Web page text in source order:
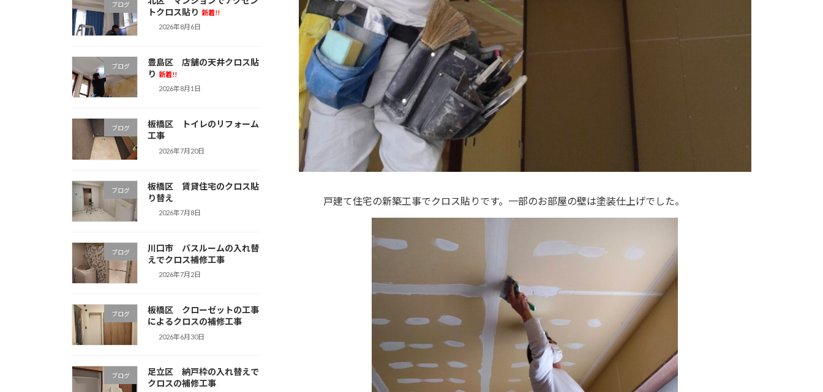
戸建て住宅の新築工事でクロス貼りです。一部のお部屋の壁は塗装仕上げでした。
ブログ
トクロス貼り 新着!!
2026年8月6日
ブログ
豊島区 店舗の天井クロス貼
り 新着!!
2026年8月1日
ブログ
板橋区 トイレのリフォーム
工事
2026年7月20日
ブログ
板橋区 賃貸住宅のクロス貼
り替え
2026年7月8日
ブログ
川口市 バスルームの入れ替
えでクロス補修工事
2026年7月2日
ブログ
板橋区 クローゼットの工事
によるクロスの補修工事
2026年6月30日
ブログ
足立区 納戸枠の入れ替えで
クロスの補修工事